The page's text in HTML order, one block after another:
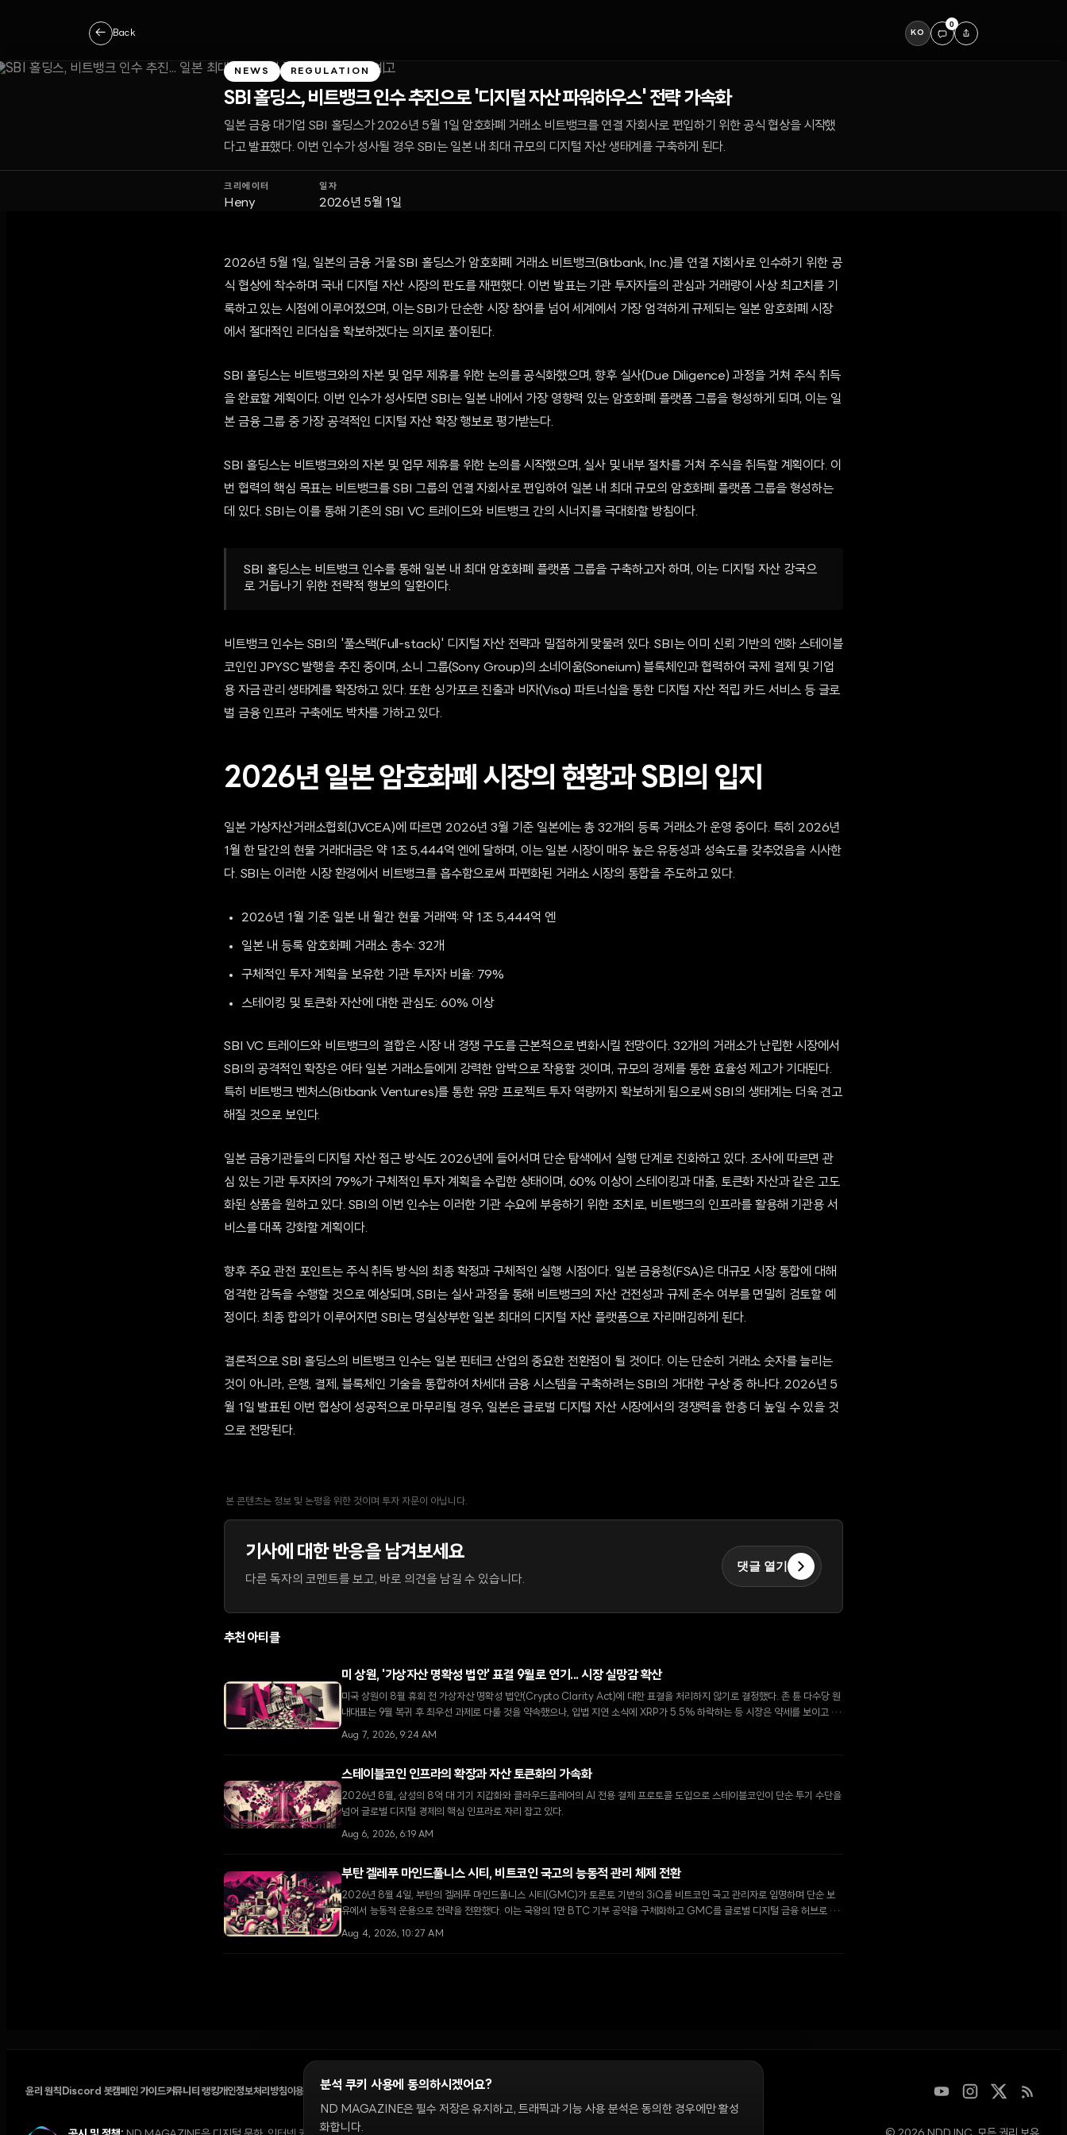
← Back KO
0
NEWS REGULATION
SBI 홀딩스, 비트뱅크 인수 추진으로 '디지털 자산 파워하우스' 전략 가속화
일본 금융 대기업 SBI 홀딩스가 2026년 5월 1일 암호화폐 거래소 비트뱅크를 연결 자회사로 편입하기 위한 공식 협상을 시작했
다고 발표했다. 이번 인수가 성사될 경우 SBI는 일본 내 최대 규모의 디지털 자산 생태계를 구축하게 된다.
크리에이터
Heny
일자
2026년 5월 1일
2026년 5월 1일, 일본의 금융 거물 SBI 홀딩스가 암호화폐 거래소 비트뱅크(Bitbank, Inc.)를 연결 자회사로 인수하기 위한 공
식 협상에 착수하며 국내 디지털 자산 시장의 판도를 재편했다. 이번 발표는 기관 투자자들의 관심과 거래량이 사상 최고치를 기
록하고 있는 시점에 이루어졌으며, 이는 SBI가 단순한 시장 참여를 넘어 세계에서 가장 엄격하게 규제되는 일본 암호화폐 시장
에서 절대적인 리더십을 확보하겠다는 의지로 풀이된다.
SBI 홀딩스는 비트뱅크와의 자본 및 업무 제휴를 위한 논의를 공식화했으며, 향후 실사(Due Diligence) 과정을 거쳐 주식 취득
을 완료할 계획이다. 이번 인수가 성사되면 SBI는 일본 내에서 가장 영향력 있는 암호화폐 플랫폼 그룹을 형성하게 되며, 이는 일
본 금융 그룹 중 가장 공격적인 디지털 자산 확장 행보로 평가받는다.
SBI 홀딩스는 비트뱅크와의 자본 및 업무 제휴를 위한 논의를 시작했으며, 실사 및 내부 절차를 거쳐 주식을 취득할 계획이다. 이
번 협력의 핵심 목표는 비트뱅크를 SBI 그룹의 연결 자회사로 편입하여 일본 내 최대 규모의 암호화폐 플랫폼 그룹을 형성하는
데 있다. SBI는 이를 통해 기존의 SBI VC 트레이드와 비트뱅크 간의 시너지를 극대화할 방침이다.
SBI 홀딩스는 비트뱅크 인수를 통해 일본 내 최대 암호화폐 플랫폼 그룹을 구축하고자 하며, 이는 디지털 자산 강국으
로 거듭나기 위한 전략적 행보의 일환이다.
비트뱅크 인수는 SBI의 '풀스택(Full-stack)' 디지털 자산 전략과 밀접하게 맞물려 있다. SBI는 이미 신뢰 기반의 엔화 스테이블
코인인 JPYSC 발행을 추진 중이며, 소니 그룹(Sony Group)의 소네이움(Soneium) 블록체인과 협력하여 국제 결제 및 기업
용 자금 관리 생태계를 확장하고 있다. 또한 싱가포르 진출과 비자(Visa) 파트너십을 통한 디지털 자산 적립 카드 서비스 등 글로
벌 금융 인프라 구축에도 박차를 가하고 있다.
2026년 일본 암호화폐 시장의 현황과 SBI의 입지
일본 가상자산거래소협회(JVCEA)에 따르면 2026년 3월 기준 일본에는 총 32개의 등록 거래소가 운영 중이다. 특히 2026년
1월 한 달간의 현물 거래대금은 약 1조 5,444억 엔에 달하며, 이는 일본 시장이 매우 높은 유동성과 성숙도를 갖추었음을 시사한
다. SBI는 이러한 시장 환경에서 비트뱅크를 흡수함으로써 파편화된 거래소 시장의 통합을 주도하고 있다.
2026년 1월 기준 일본 내 월간 현물 거래액: 약 1조 5,444억 엔
일본 내 등록 암호화폐 거래소 총수: 32개
구체적인 투자 계획을 보유한 기관 투자자 비율: 79%
스테이킹 및 토큰화 자산에 대한 관심도: 60% 이상
SBI VC 트레이드와 비트뱅크의 결합은 시장 내 경쟁 구도를 근본적으로 변화시킬 전망이다. 32개의 거래소가 난립한 시장에서
SBI의 공격적인 확장은 여타 일본 거래소들에게 강력한 압박으로 작용할 것이며, 규모의 경제를 통한 효율성 제고가 기대된다.
특히 비트뱅크 벤처스(Bitbank Ventures)를 통한 유망 프로젝트 투자 역량까지 확보하게 됨으로써 SBI의 생태계는 더욱 견고
해질 것으로 보인다.
일본 금융기관들의 디지털 자산 접근 방식도 2026년에 들어서며 단순 탐색에서 실행 단계로 진화하고 있다. 조사에 따르면 관
심 있는 기관 투자자의 79%가 구체적인 투자 계획을 수립한 상태이며, 60% 이상이 스테이킹과 대출, 토큰화 자산과 같은 고도
화된 상품을 원하고 있다. SBI의 이번 인수는 이러한 기관 수요에 부응하기 위한 조치로, 비트뱅크의 인프라를 활용해 기관용 서
비스를 대폭 강화할 계획이다.
향후 주요 관전 포인트는 주식 취득 방식의 최종 확정과 구체적인 실행 시점이다. 일본 금융청(FSA)은 대규모 시장 통합에 대해
엄격한 감독을 수행할 것으로 예상되며, SBI는 실사 과정을 통해 비트뱅크의 자산 건전성과 규제 준수 여부를 면밀히 검토할 예
정이다. 최종 합의가 이루어지면 SBI는 명실상부한 일본 최대의 디지털 자산 플랫폼으로 자리매김하게 된다.
결론적으로 SBI 홀딩스의 비트뱅크 인수는 일본 핀테크 산업의 중요한 전환점이 될 것이다. 이는 단순히 거래소 숫자를 늘리는
것이 아니라, 은행, 결제, 블록체인 기술을 통합하여 차세대 금융 시스템을 구축하려는 SBI의 거대한 구상 중 하나다. 2026년 5
월 1일 발표된 이번 협상이 성공적으로 마무리될 경우, 일본은 글로벌 디지털 자산 시장에서의 경쟁력을 한층 더 높일 수 있을 것
으로 전망된다.
본 콘텐츠는 정보 및 논평을 위한 것이며 투자 자문이 아닙니다.
기사에 대한 반응을 남겨보세요
다른 독자의 코멘트를 보고, 바로 의견을 남길 수 있습니다.
댓글 열기
추천 아티클
미 상원, '가상자산 명확성 법안' 표결 9월로 연기... 시장 실망감 확산
미국 상원이 8월 휴회 전 가상자산 명확성 법안(Crypto Clarity Act)에 대한 표결을 처리하지 않기로 결정했다. 존 튠 다수당 원
내대표는 9월 복귀 후 최우선 과제로 다룰 것을 약속했으나, 입법 지연 소식에 XRP가 5.5% 하락하는 등 시장은 약세를 보이고 있
다.
Aug 7, 2026, 9:24 AM
스테이블코인 인프라의 확장과 자산 토큰화의 가속화
2026년 8월, 삼성의 8억 대 기기 지갑화와 클라우드플레어의 AI 전용 결제 프로토콜 도입으로 스테이블코인이 단순 투기 수단을
넘어 글로벌 디지털 경제의 핵심 인프라로 자리 잡고 있다.
Aug 6, 2026, 6:19 AM
부탄 겔레푸 마인드풀니스 시티, 비트코인 국고의 능동적 관리 체제 전환
2026년 8월 4일, 부탄의 겔레푸 마인드풀니스 시티(GMC)가 토론토 기반의 3iQ를 비트코인 국고 관리자로 임명하며 단순 보
유에서 능동적 운용으로 전략을 전환했다. 이는 국왕의 1만 BTC 기부 공약을 구체화하고 GMC를 글로벌 디지털 금융 허브로 육
성하기 위한 핵심 단계다.
Aug 4, 2026, 10:27 AM
윤리 원칙 Discord 봇캠페인 가이드커뮤니티 랭킹개인정보처리방침이용약관 쿠키 설정
분석 쿠키 사용에 동의하시겠어요?
ND MAGAZINE은 필수 저장은 유지하고, 트래픽과 기능 사용 분석은 동의한 경우에만 활성
화합니다.